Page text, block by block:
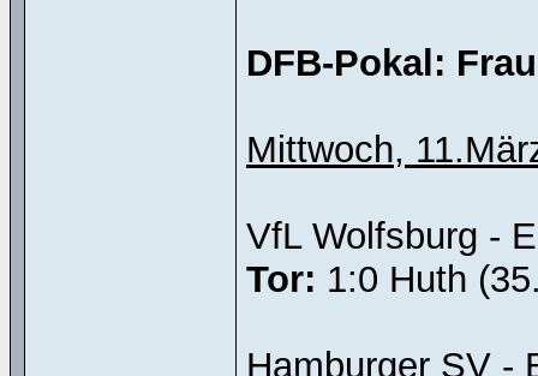
DFB-Pokal:
Mittwoch,
VfL Wolfsburg -
Tor: 1:0 Huth
Hamburger SV -